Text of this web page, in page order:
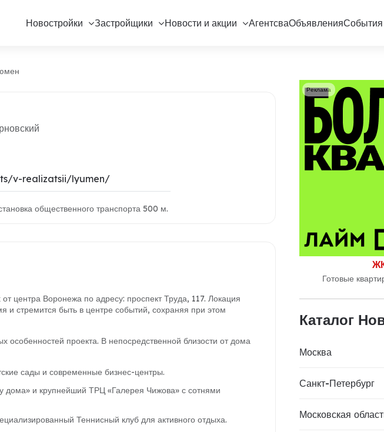
Новостройки Застройщики Новости и акции АгентсваОбъявленияСобытия
v-realizatsii/lyumen/
общественного транспорта 500 м.
центра Воронежа по адресу: проспект Труда, 117. Локация
и стремится быть в центре событий, сохраняя при этом
особенностей проекта. В непосредственной близости от дома
сады и современные бизнес-центры.
дома» и крупнейший ТРЦ «Галерея Чижова» с сотнями
Теннисный клуб для активного отдыха.
Готовые
Реклама
Каталог
Москва
Санкт-Петербург
Московская